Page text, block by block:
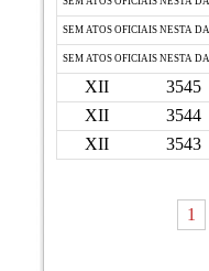
SEM ATOS OFICIAIS NESTA
SEM ATOS OFICIAIS NESTA
XII
3545
XII
3544
XII
3543
1